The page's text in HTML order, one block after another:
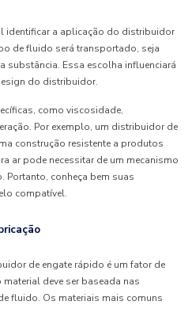
identificar a aplicação do distribuidor
de fluido será transportado, seja
substância. Essa escolha influenciará
do distribuidor.
como viscosidade,
Por exemplo, um distribuidor de
construção resistente a produtos
ar pode necessitar de um mecanismo
Portanto, conheça bem suas
compatível.
de engate rápido é um fator de
deve ser baseada nas
fluido. Os materiais mais comuns